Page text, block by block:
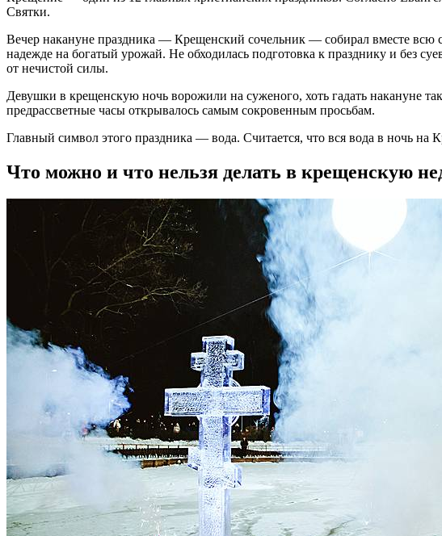
Святки.
Вечер накануне праздника — Крещенский сочельник — собирал вместе
надежде на богатый урожай. Не обходилась подготовка к празднику и без
от нечистой силы.
Девушки в крещенскую ночь ворожили на суженого, хоть гадать накануне
предрассветные часы открывалось самым сокровенным просьбам.
Главный символ этого праздника — вода. Считается, что вся вода в ночь на
Что можно и что нельзя делать в крещенскую